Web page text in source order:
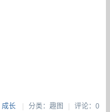
成长 | 分类：趣图 | 评论：0